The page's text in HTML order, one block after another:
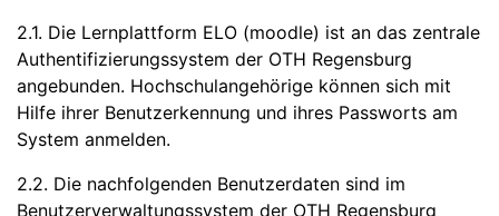
2.1. Die Lernplattform ELO (moodle) ist an das zentrale
Authentifizierungssystem der OTH Regensburg
angebunden. Hochschulangehörige können sich mit
Hilfe ihrer Benutzerkennung und ihres Passworts am
System anmelden.
2.2. Die nachfolgenden Benutzerdaten sind im
Benutzerverwaltungssystem der OTH Regensburg